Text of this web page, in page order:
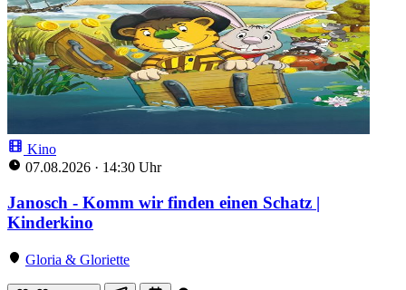
Kino
07.08.2026 · 14:30 Uhr
Janosch - Komm wir finden einen Schatz |
Kinderkino
Gloria & Gloriette